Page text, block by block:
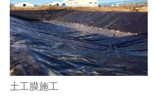
土工膜施工